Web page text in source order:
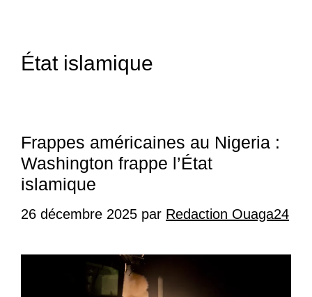
État islamique
Frappes américaines au Nigeria :
Washington frappe l’État
islamique
26 décembre 2025 par Redaction Ouaga24